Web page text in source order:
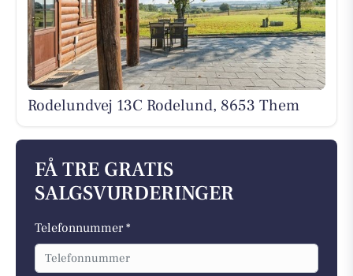
Rodelundvej 13C Rodelund, 8653 Them
FÅ TRE GRATIS
SALGSVURDERINGER
Telefonnummer *